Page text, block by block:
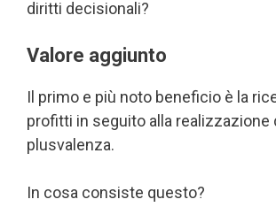
diritti decisionali?
Valore aggiunto
Il primo e più noto beneficio è la
profitti in seguito alla realizzazione
plusvalenza.
In cosa consiste questo?